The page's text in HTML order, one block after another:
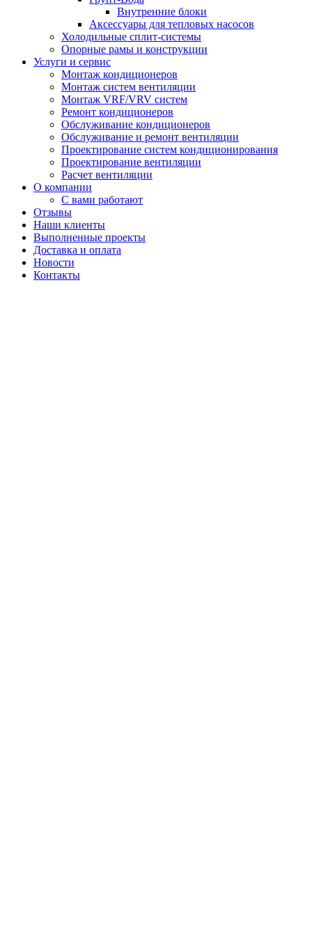
Внутренние блоки
Аксессуары для тепловых насосов
Холодильные сплит-системы
Опорные рамы и конструкции
Услуги и сервис
Монтаж кондиционеров
Монтаж систем вентиляции
Монтаж VRF/VRV систем
Ремонт кондиционеров
Обслуживание кондиционеров
Обслуживание и ремонт вентиляции
Проектирование систем кондиционирования
Проектирование вентиляции
Расчет вентиляции
О компании
С вами работают
Отзывы
Наши клиенты
Выполненные проекты
Доставка и оплата
Новости
Контакты